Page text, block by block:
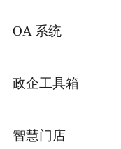
OA 系统
政企工具箱
智慧门店